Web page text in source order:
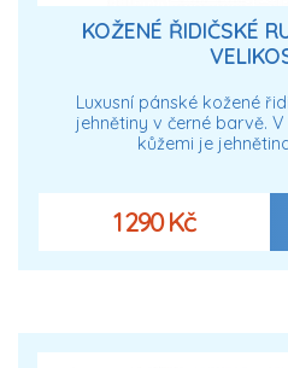
KOŽENÉ ŘIDIČSKÉ
Luxusní pánské kožené
jehnětiny v černé barvě.
kůžemi je
1 290 Kč